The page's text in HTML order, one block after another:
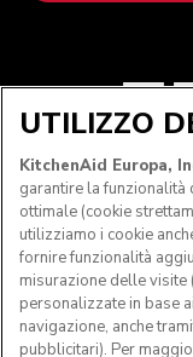
UTILIZZO
KitchenAid Europa,
garantire la
ottimale (cookie
utilizziamo i cookie
fornire funzionalità
misurazione delle visite
personalizzate in base
navigazione, anche
pubblicitari). Per